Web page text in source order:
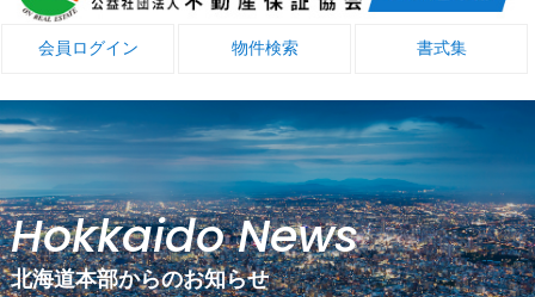
会員ログイン 物件検索 書式集
Hokkaido News
北海道本部からのお知らせ